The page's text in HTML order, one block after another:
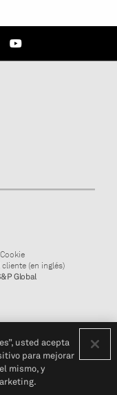
(en inglés)
Global
usted acepta
para mejorar
mismo, y